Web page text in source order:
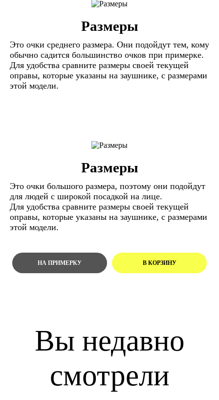
Размеры
Это очки среднего размера. Они подойдут тем, кому
обычно садится большинство очков при примерке.
Для удобства сравните размеры своей текущей
оправы, которые указаны на заушнике, с размерами
этой модели.
Размеры
Это очки большого размера, поэтому они подойдут
для людей с широкой посадкой на лице.
Для удобства сравните размеры своей текущей
оправы, которые указаны на заушнике, с размерами
этой модели.
Вы недавно
смотрели